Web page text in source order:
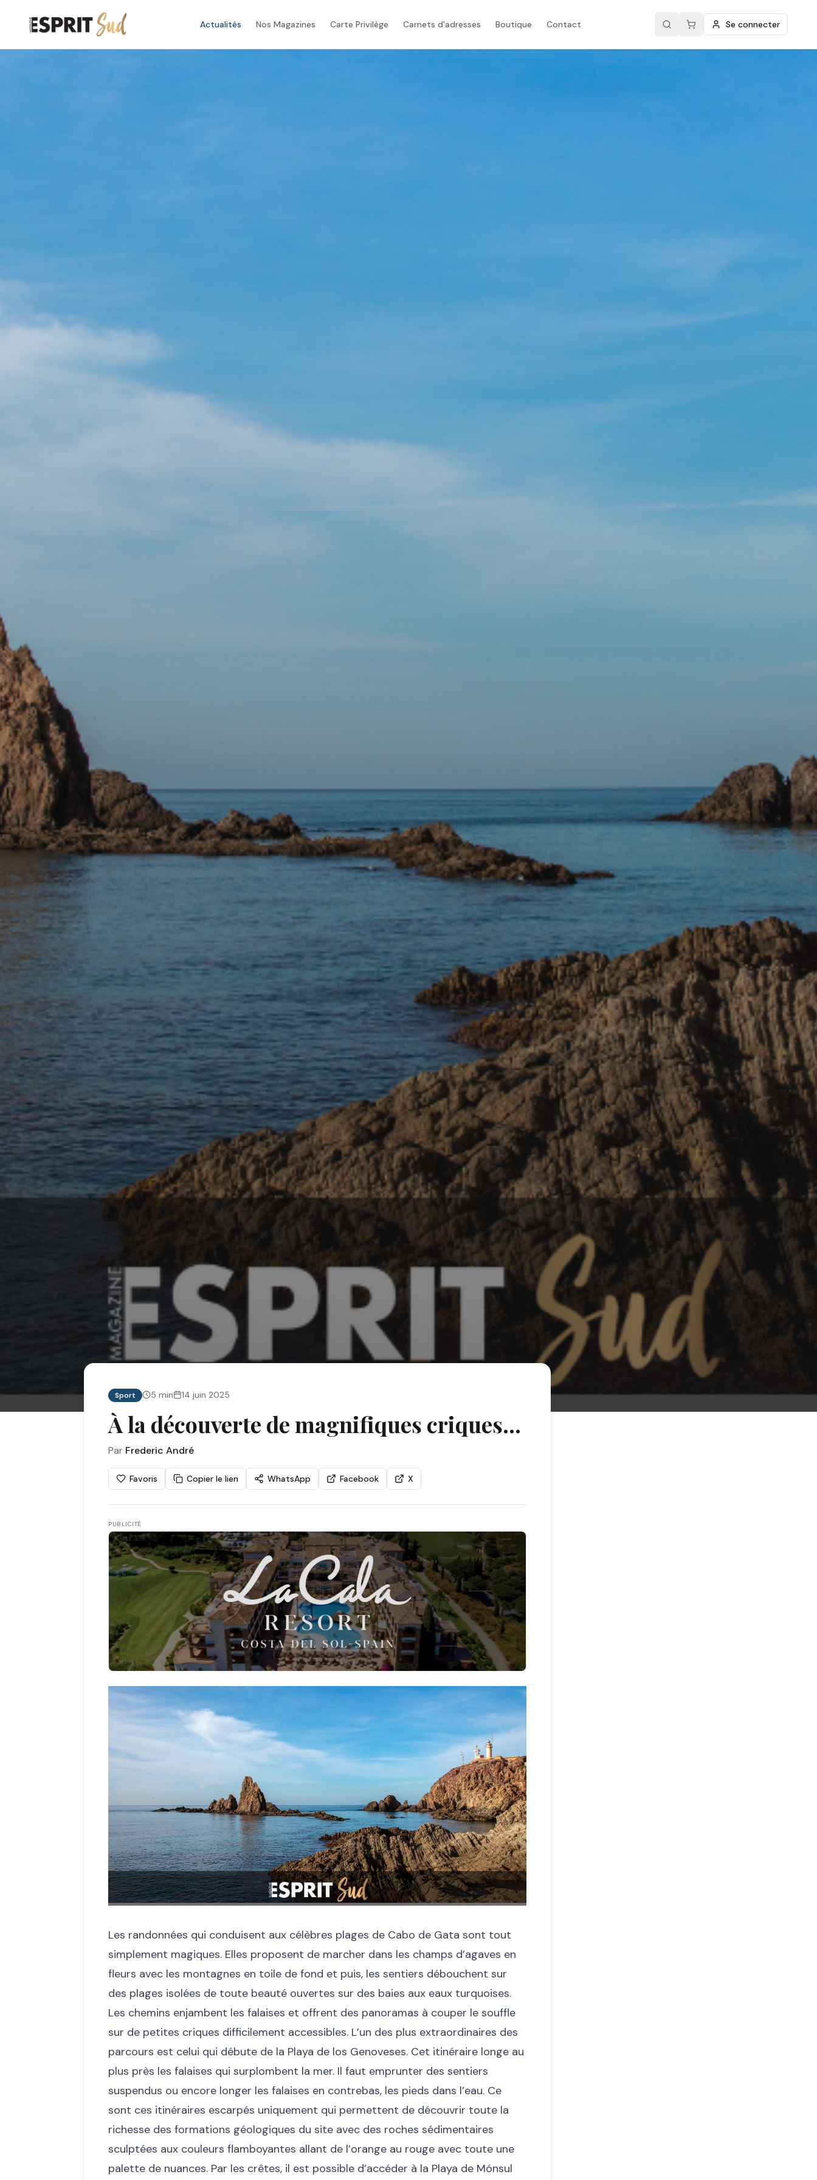
Actualités Nos Magazines Carte Privilège Carnets d'adresses Boutique Contact Se connecter
Sport 5 min 14 juin 2025
À la découverte de magnifiques criques...
Par Frederic André
Favoris Copier le lien WhatsApp Facebook X
PUBLICITÉ
Les randonnées qui conduisent aux célèbres plages de Cabo de Gata sont tout
simplement magiques. Elles proposent de marcher dans les champs d’agaves en
fleurs avec les montagnes en toile de fond et puis, les sentiers débouchent sur
des plages isolées de toute beauté ouvertes sur des baies aux eaux turquoises.
Les chemins enjambent les falaises et offrent des panoramas à couper le souffle
sur de petites criques difficilement accessibles. L’un des plus extraordinaires des
parcours est celui qui débute de la Playa de los Genoveses. Cet itinéraire longe au
plus près les falaises qui surplombent la mer. Il faut emprunter des sentiers
suspendus ou encore longer les falaises en contrebas, les pieds dans l’eau. Ce
sont ces itinéraires escarpés uniquement qui permettent de découvrir toute la
richesse des formations géologiques du site avec des roches sédimentaires
sculptées aux couleurs flamboyantes allant de l’orange au rouge avec toute une
palette de nuances. Par les crêtes, il est possible d’accéder à la Playa de Mónsul